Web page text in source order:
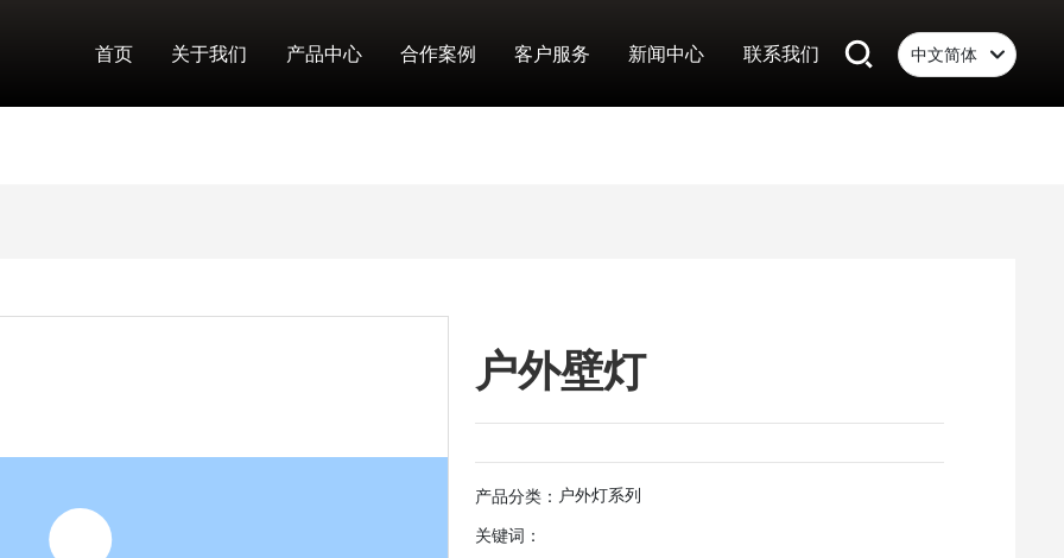
首页 关于我们 产品中心 合作案例 客户服务 新闻中心 联系我们 中文简体
户外壁灯
产品分类： 户外灯系列
关键词：